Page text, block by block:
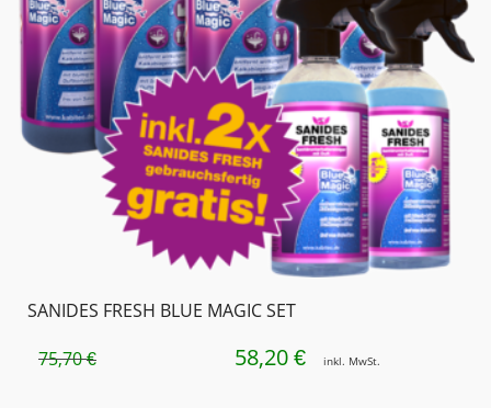
SANIDES FRESH BLUE MAGIC SET
75,70€
URSPRÜNGLICHER
58,20 €AKTUELLER
inkl. MwSt.